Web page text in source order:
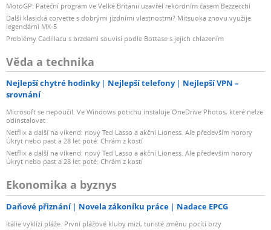
MotoGP: Páteční program ve Velké Británii uzavřel rekordním časem Bezzecchi
Další klasická corvette s dobrými jízdními vlastnostmi? Mitsuoka znovu využije
legendární MX-5
Problémy Cadillacu s brzdami souvisí podle Bottase s jejich chlazením
Věda a technika
Nejlepší chytré hodinky Nejlepší telefony
Nejlepší VPN –
srovnání
Microsoft se nepoučil. Ve Windows potichu instaluje OneDrive Photos, které nelze
odinstalovat
Netflix a další na víkend: nový Ted Lasso a akční Lioness. Ale především horory
Úkryt nebo past a 28 let poté: Chrám z kostí
Netflix a další na víkend: nový Ted Lasso a akční Lioness. Ale především horory
Úkryt nebo past a 28 let poté: Chrám z kostí
Ekonomika a byznys
Daňové přiznání Novela zákoníku práce Nadace EPCG
Itálie vyklízí pláže. První plážové kluby mizí, turisté změnu pocítí brzy